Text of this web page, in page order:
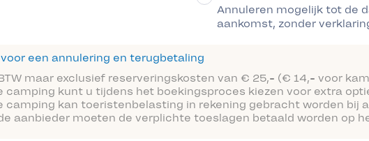
Annuleren mogelijk tot de
aankomst, zonder
een annulering en terugbetaling
maar exclusief reserveringskosten van € 25,- (€ 14,- voor
camping kunt u tijdens het boekingsproces kiezen voor extra
camping kan toeristenbelasting in rekening gebracht worden bij
aanbieder moeten de verplichte toeslagen betaald worden op